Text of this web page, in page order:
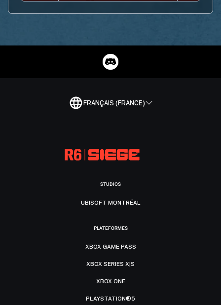
FRANÇAIS (FRANCE)
STUDIOS
UBISOFT MONTRÉAL
PLATEFORMES
XBOX GAME PASS
XBOX SERIES X|S
XBOX ONE
PLAYSTATION®5